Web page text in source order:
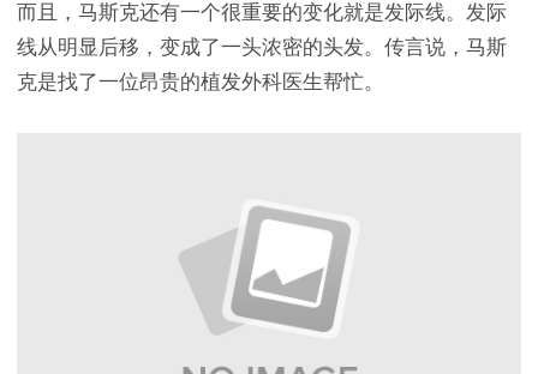
而且，马斯克还有一个很重要的变化就是发际线。发际
线从明显后移，变成了一头浓密的头发。传言说，马斯
克是找了一位昂贵的植发外科医生帮忙。